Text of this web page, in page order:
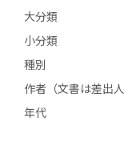
大分類
小分類
種別
作者（文書は差出人
年代